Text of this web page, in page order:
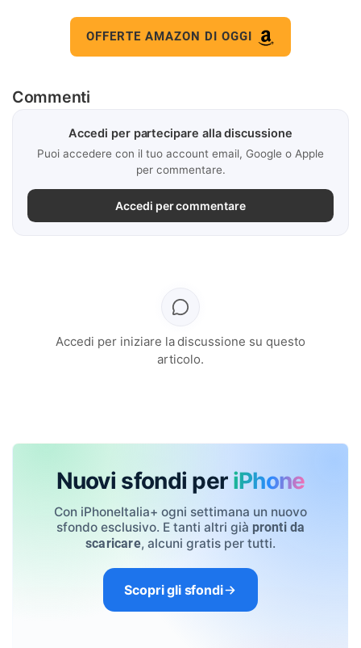
OFFERTE AMAZON DI OGGI
Commenti
Accedi per partecipare alla discussione
Puoi accedere con il tuo account email, Google o Apple
per commentare.
Accedi per commentare
Accedi per iniziare la discussione su questo
articolo.
Nuovi sfondi per iPhone
Con iPhoneItalia+ ogni settimana un nuovo
sfondo esclusivo. E tanti altri già pronti da
scaricare, alcuni gratis per tutti.
Scopri gli sfondi